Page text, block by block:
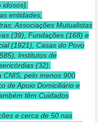
entidades,
Associações Mutualistas
(39), Fundações (168) e
(1921), Casas do Povo
Institutos de
(32).
CNIS, pelo menos 900
de Apoio Domiciliário e
têm Cuidados
e cerca de 50 nas